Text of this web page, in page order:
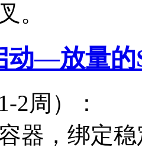
。
—放量的
2周）：
器，绑定